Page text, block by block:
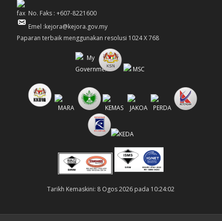
No. Faks : +607-8221600
Emel :kejora@kejora.gov.my
Paparan terbaik menggunakan resolusi 1024 X 768
Tarikh Kemaskini: 8 Ogos 2026 pada 10:24:02